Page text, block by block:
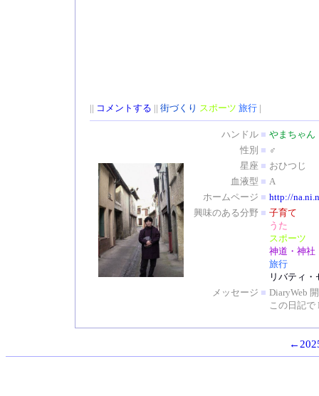
|| コメントする || 街づくり スポーツ 旅行|
ハンドル ■ やまちゃん
性別 ■ ♂
星座 ■ おひつじ
血液型 ■ A
ホームページ ■ http://
興味のある分野 ■ 子育て
うた
スポーツ
神道・神社
旅行
リバティ
メッセージ ■ DiaryWeb
この日記